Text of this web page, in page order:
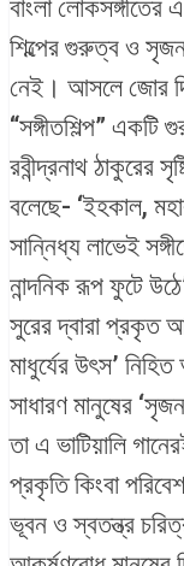
বাংলা লোকসঙ্গীতের
শিল্পের গুরুত্ব ও
নেই। আসলে জোর
“সঙ্গীতশিল্প” একটি
রবীন্দ্রনাথ ঠাকুরের
বলেছে- ‘ইহকাল,
সান্নিধ্য লাভেই
নান্দনিক রূপ ফুটে
সুরের দ্বারা প্রকৃত
মাধুর্যের উৎস’
সাধারণ মানুষের
তা এ ভাটিয়ালি
প্রকৃতি কিংবা
ভূবন ও স্বতন্ত্র